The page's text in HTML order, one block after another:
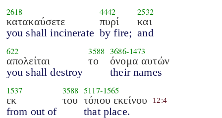
2618
κατακαύσετε
you shall incinerate
4442
πυρί
by fire;
2532
και
and
622
απολείται
you shall destroy
3588
το
3686-1473
όνομα αυτών
their names
1537
εκ
from out of
3588
του
5117-1565
τόπου εκείνου
that place.
12:4